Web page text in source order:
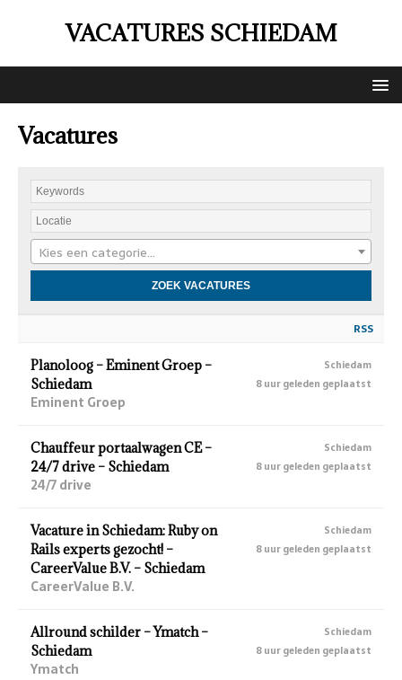
VACATURES SCHIEDAM
Vacatures
Kies een categorie…
RSS
Planoloog – Eminent Groep –
Schiedam
Eminent Groep
Schiedam
8 uur geleden geplaatst
Chauffeur portaalwagen CE –
24/7 drive – Schiedam
24/7 drive
Schiedam
8 uur geleden geplaatst
Vacature in Schiedam: Ruby on
Rails experts gezocht! –
CareerValue B.V. – Schiedam
CareerValue B.V.
Schiedam
8 uur geleden geplaatst
Allround schilder – Ymatch –
Schiedam
Ymatch
Schiedam
8 uur geleden geplaatst